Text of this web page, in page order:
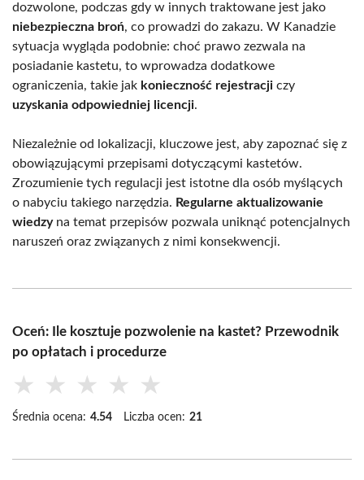
dozwolone, podczas gdy w innych traktowane jest jako
niebezpieczna broń, co prowadzi do zakazu. W Kanadzie
sytuacja wygląda podobnie: choć prawo zezwala na
posiadanie kastetu, to wprowadza dodatkowe
ograniczenia, takie jak konieczność rejestracji czy
uzyskania odpowiedniej licencji.
Niezależnie od lokalizacji, kluczowe jest, aby zapoznać się z
obowiązującymi przepisami dotyczącymi kastetów.
Zrozumienie tych regulacji jest istotne dla osób myślących
o nabyciu takiego narzędzia. Regularne aktualizowanie
wiedzyna temat przepisów pozwala uniknąć potencjalnych
naruszeń oraz związanych z nimi konsekwencji.
Oceń: Ile kosztuje pozwolenie na kastet? Przewodnik
po opłatach i procedurze
★ ★ ★ ★ ★
Średnia ocena: 4.54 Liczba ocen: 21